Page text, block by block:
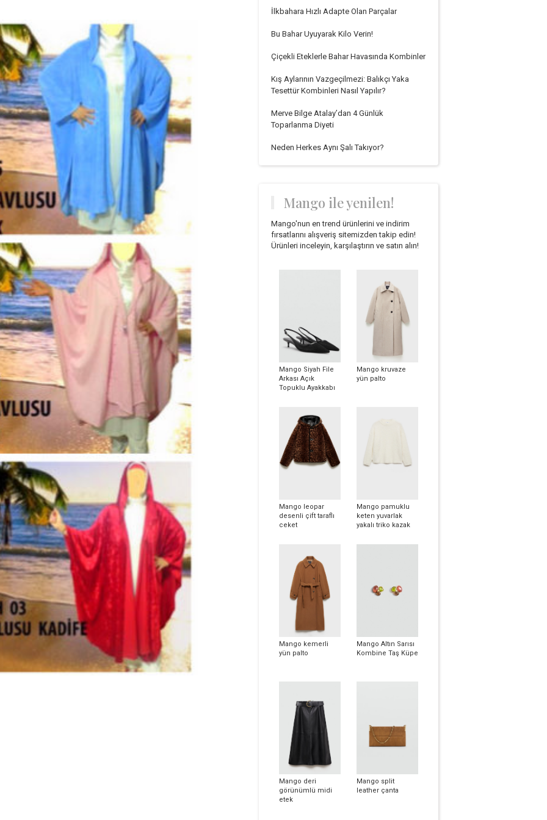
İlkbahara Hızlı Adapte Olan Parçalar
Bu Bahar Uyuyarak Kilo Verin!
Çiçekli Eteklerle Bahar Havasında Kombinler
Kış Aylarının Vazgeçilmezi: Balıkçı Yaka
Tesettür Kombinleri Nasıl Yapılır?
Merve Bilge Atalay’dan 4 Günlük
Toparlanma Diyeti
Neden Herkes Aynı Şalı Takıyor?
Mango ile yenilen!
Mango'nun en trend ürünlerini ve indirim
fırsatlarını alışveriş sitemizden takip edin!
Ürünleri inceleyin, karşılaştırın ve satın alın!
Mango Siyah File
Arkası Açık
Topuklu Ayakkabı
Mango kruvaze
yün palto
Mango leopar
desenli çift taraflı
ceket
Mango pamuklu
keten yuvarlak
yakalı triko kazak
Mango kemerli
yün palto
Mango Altın Sarısı
Kombine Taş Küpe
Mango deri
görünümlü midi
etek
Mango split
leather çanta